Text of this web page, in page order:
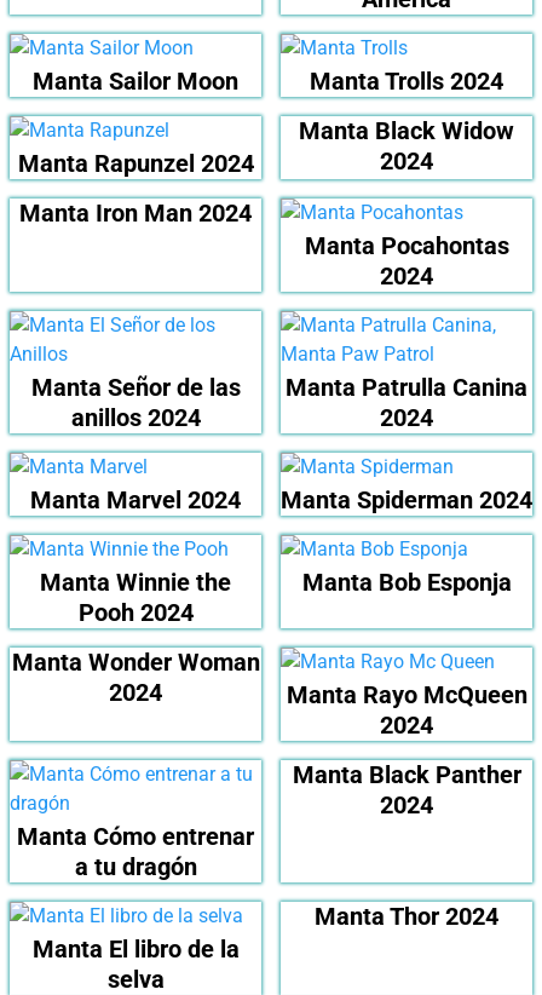
Manta Sailor Moon Manta Trolls 2024
Manta Rapunzel 2024
Manta Black Widow
2024
Manta Iron Man 2024
Manta Pocahontas
2024
Manta Señor de las
anillos 2024
Manta Patrulla Canina
2024
Manta Marvel 2024 Manta Spiderman 2024
Manta Winnie the
Pooh 2024
Manta Bob Esponja
Manta Wonder Woman
2024
Manta Rayo McQueen
2024
Manta Cómo entrenar
a tu dragón
Manta Black Panther
2024
Manta El libro de la
selva
Manta Thor 2024